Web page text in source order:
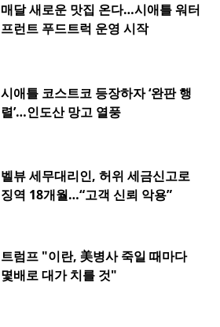
매달 새로운 맛집 온다…시애틀 워터
프런트 푸드트럭 운영 시작
시애틀 코스트코 등장하자 ‘완판 행
렬’…인도산 망고 열풍
벨뷰 세무대리인, 허위 세금신고로
징역 18개월…“고객 신뢰 악용”
트럼프 "이란, 美병사 죽일 때마다
몇배로 대가 치를 것"